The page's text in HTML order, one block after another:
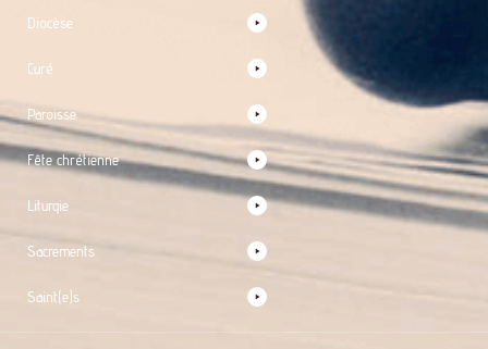
Diocèse
Curé
Paroisse
Fête chrétienne
Liturgie
Sacrements
Saint(e)s